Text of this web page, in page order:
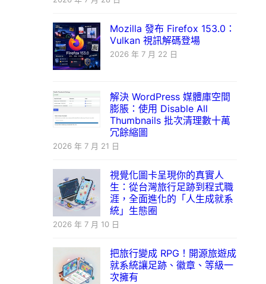
Mozilla 發布 Firefox 153.0：
Vulkan 視訊解碼登場
2026 年 7 月 22 日
解決 WordPress 媒體庫空間
膨脹：使用 Disable All
Thumbnails 批次清理數十萬
冗餘縮圖
2026 年 7 月 21 日
視覺化圖卡呈現你的真實人
生：從台灣旅行足跡到程式職
涯，全面進化的「人生成就系
統」生態圈
2026 年 7 月 10 日
把旅行變成 RPG！開源旅遊成
就系統讓足跡、徽章、等級一
次擁有